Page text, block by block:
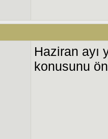
Haziran ayı
konusunu